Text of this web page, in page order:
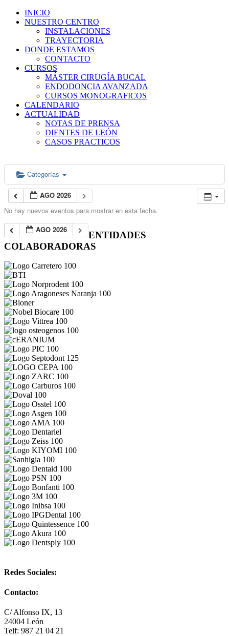
INICIO
NUESTRO CENTRO
INSTALACIONES
TRAYECTORIA
DONDE ESTAMOS
CONTACTO
CURSOS
MÁSTER CIRUGÍA BUCAL
ENDODONCIA AVANZADA
CURSOS MONOGRAFICOS
CALENDARIO
ACTUALIDAD
NOTAS DE PRENSA
DIENTES DE LEÓN
CASOS PRACTICOS
Categorías
AGO 2026
No hay nuevos eventos para mostrar en esta fecha.
AGO 2026
ENTIDADES
COLABORADORAS
Redes Sociales:
Contacto:
C/ Alfonso IX, 13
24004 León
Telf: 987 21 04 21